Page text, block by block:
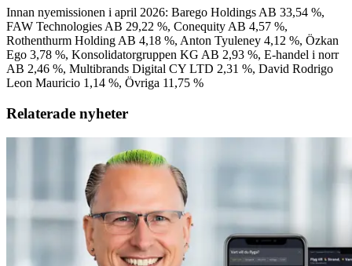
Innan nyemissionen i april 2026: Barego Holdings AB 33,54 %,
FAW Technologies AB 29,22 %, Conequity AB 4,57 %,
Rothenthurm Holding AB 4,18 %, Anton Tyuleney 4,12 %, Özkan
Ego 3,78 %, Konsolidatorgruppen KG AB 2,93 %, E-handel i norr
AB 2,46 %, Multibrands Digital CY LTD 2,31 %, David Rodrigo
Leon Mauricio 1,14 %, Övriga 11,75 %
Relaterade nyheter